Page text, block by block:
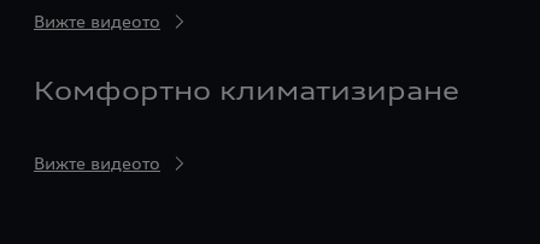
Вижте видеото
Комфортно климатизиране
Вижте видеото